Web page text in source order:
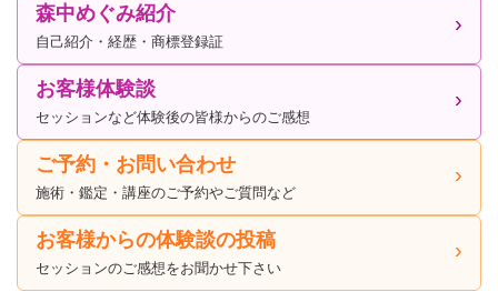
森中めぐみ紹介
自己紹介・経歴・商標登録証
お客様体験談
セッションなど体験後の皆様からのご感想
ご予約・お問い合わせ
施術・鑑定・講座のご予約やご質問など
お客様からの体験談の投稿
セッションのご感想をお聞かせ下さい